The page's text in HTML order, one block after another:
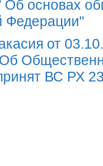
основах
Федерации"
от
ВС РХ